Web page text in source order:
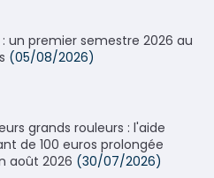
: un premier semestre 2026 au
(05/08/2026)
grands rouleurs : l'aide
de 100 euros prolongée
août 2026 (30/07/2026)